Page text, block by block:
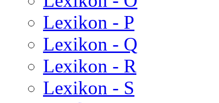
Lexikon - P
Lexikon - Q
Lexikon - R
Lexikon - S